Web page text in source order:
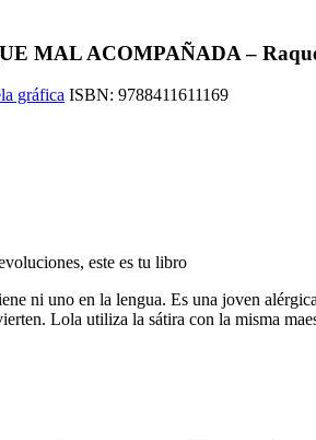
MAL ACOMPAÑADA –
gráfica ISBN: 9788411611169
este es tu libro
ni uno en la lengua. Es una joven
Lola utiliza la sátira con la misma